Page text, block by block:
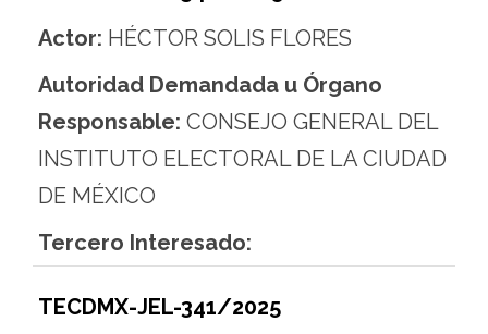
Actor: HÉCTOR SOLIS FLORES
Autoridad Demandada u Órgano
Responsable: CONSEJO GENERAL DEL
INSTITUTO ELECTORAL DE LA CIUDAD
DE MÉXICO
Tercero Interesado:
TECDMX-JEL-341/2025